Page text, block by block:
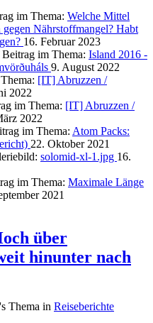
im Thema: Welche Mittel
Nährstoffmangel? Habt
16. Februar 2023
im Thema: Island 2016 -
9. August 2022
[IT] Abruzzen /
2022
im Thema: [IT] Abruzzen /
2022
im Thema: Atom Packs:
22. Oktober 2021
solomid-xl-1.jpg 16.
im Thema: Maximale Länge
2021
über
hinunter nach
's Thema in Reiseberichte